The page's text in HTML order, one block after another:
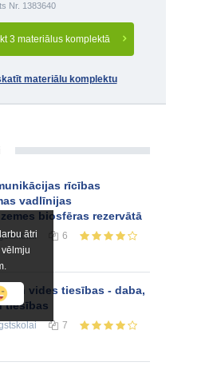
Nr. 1383640
3 materiālus komplektā
materiālu komplektu
ātri
rīcības
vadlīnijas
biosfēras rezervātā
6
un vides tiesības - daba,
tiesības
7